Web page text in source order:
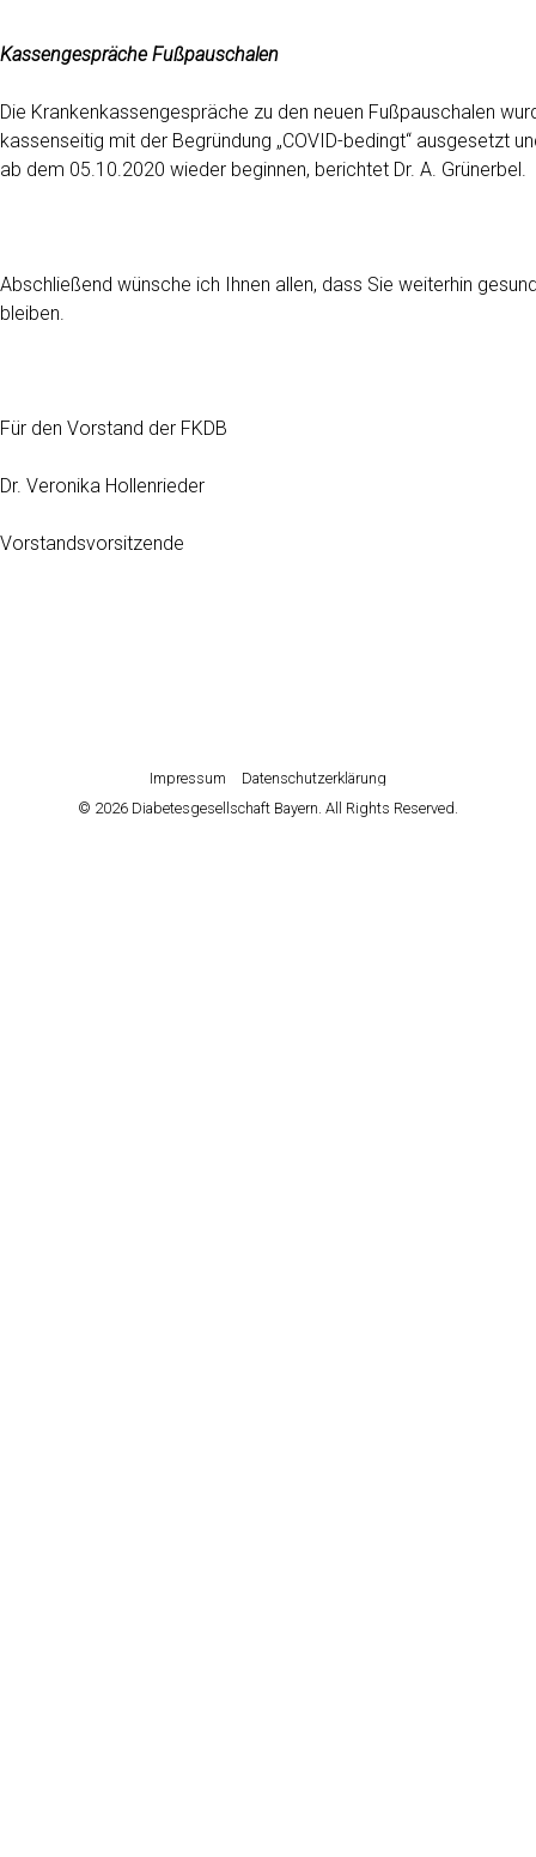
Kassengespräche Fußpauschalen
Die Krankenkassengespräche zu den neuen Fußpauschalen
kassenseitig mit der Begründung „COVID-bedingt“ ausgesetzt
ab dem 05.10.2020 wieder beginnen, berichtet Dr. A. Grünerbel.
Abschließend wünsche ich Ihnen allen, dass Sie weiterhin
bleiben.
Für den Vorstand der FKDB
Dr. Veronika Hollenrieder
Vorstandsvorsitzende
Impressum
Datenschutzerklärung
© 2026 Diabetesgesellschaft Bayern. All Rights Reserved.